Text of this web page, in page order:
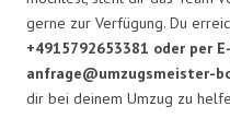
gerne zur Verfügung. Du
+4915792653381 oder per
anfrage@umzugsmeister-
dir bei deinem Umzug zu